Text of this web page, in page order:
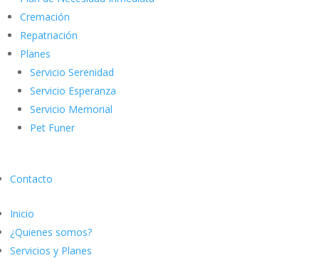
Cremación
Repatriación
Planes
Servicio Serenidad
Servicio Esperanza
Servicio Memorial
Pet Funer
Contacto
Inicio
¿Quienes somos?
Servicios y Planes